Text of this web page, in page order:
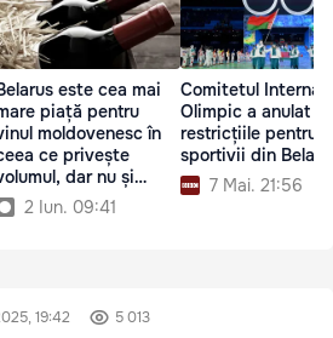
este cea mai
piață pentru
moldovenesc în
ce privește
dar nu și
2 Iun. 09:41
Comitetul
Olimpic a anulat
restricțiile pentru
sportivii din
7 Mai. 21:56
19:42 5 013